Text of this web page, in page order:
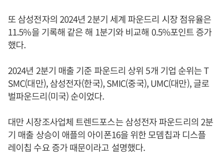
또 삼성전자의 2024년 2분기 세계 파운드리 시장 점유율은
11.5%을 기록해 같은 해 1분기와 비교해 0.5%포인트 증가
했다.
2024년 2분기 매출 기준 파운드리 상위 5개 기업 순위는 T
SMC(대만), 삼성전자(한국), SMIC(중국), UMC(대만), 글로
벌파운드리(미국) 순이었다.
대만 시장조사업체 트렌드포스는 삼성전자 파운드리의 2분
기 매출 상승이 애플의 아이폰16을 위한 모뎀칩과 디스플
레이칩 수요 증가 때문이라고 설명했다.